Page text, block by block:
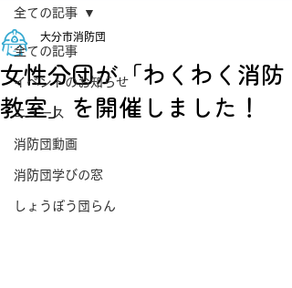
全ての記事
イベントのお知らせ
ニュース
消防団動画
消防団学びの窓
しょうぼう団らん
全ての記事
女性分団が「わくわく消防
教室」を開催しました！
大分市消防団